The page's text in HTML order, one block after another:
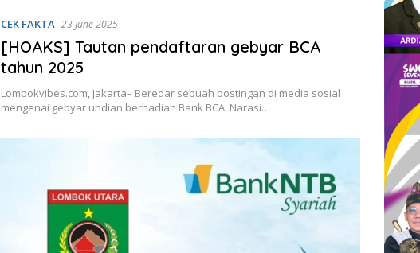
CEK FAKTA 23 June 2025
[HOAKS] Tautan pendaftaran gebyar BCA
tahun 2025
Lombokvibes.com, Jakarta– Beredar sebuah postingan di media sosial
mengenai gebyar undian berhadiah Bank BCA. Narasi…